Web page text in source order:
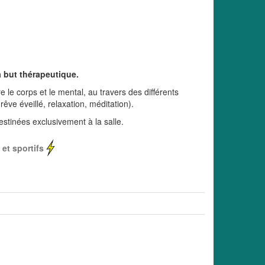
but thérapeutique.
le corps et le mental, au travers des différents
éveillé, relaxation, méditation).
exclusivement à la salle.
et sportifs